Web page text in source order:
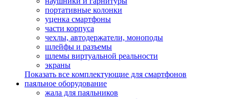
портативные колонки
уценка смартфоны
части корпуса
чехлы, автодержатели, моноподы
шлейфы и разъемы
шлемы виртуальной реальности
экраны
Показать все комплектующие для смартфонов
паяльное оборудование
жала для паяльников